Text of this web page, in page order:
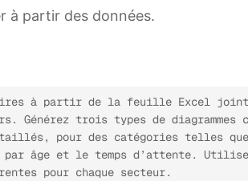
à partir des données.
à partir de la feuille Excel
Générez trois types de
pour des catégories telles
âge et le temps d’attente.
pour chaque secteur.